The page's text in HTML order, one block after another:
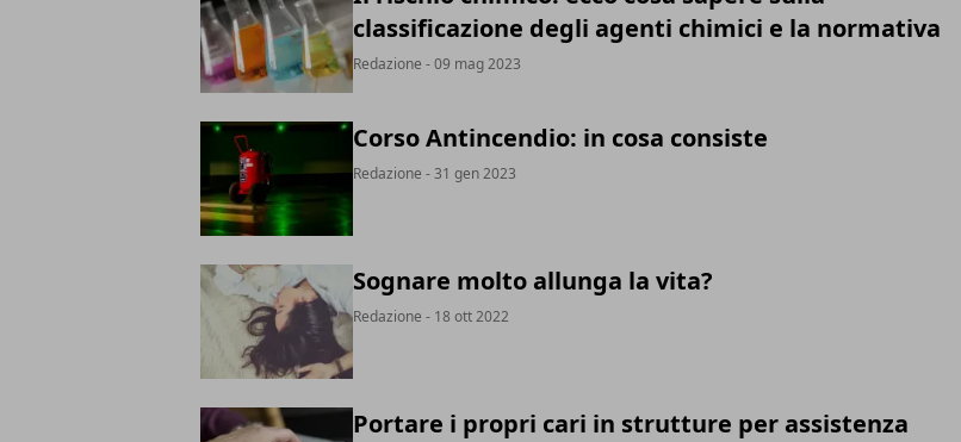
classificazione degli agenti chimici e la normativa
Redazione - 09 mag 2023
Corso Antincendio: in cosa consiste
Redazione - 31 gen 2023
Sognare molto allunga la vita?
Redazione - 18 ott 2022
Portare i propri cari in strutture per assistenza